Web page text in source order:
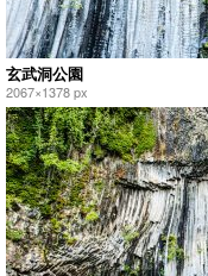
玄武洞公園
2067×1378 px